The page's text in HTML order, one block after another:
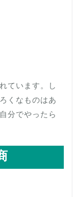
ています。し
くなものはあ
分でやったら